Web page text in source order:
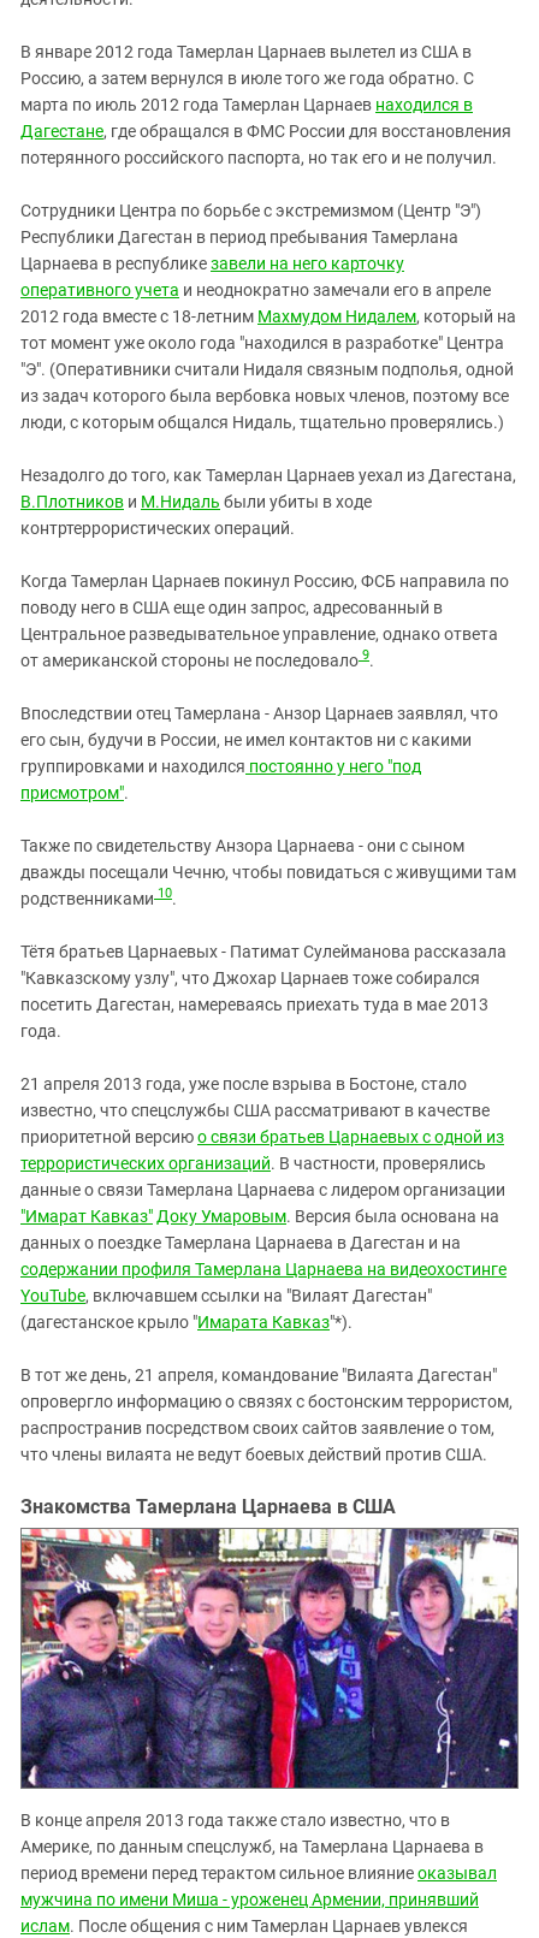
В январе 2012 года Тамерлан Царнаев вылетел из США в
Россию, а затем вернулся в июле того же года обратно. С
марта по июль 2012 года Тамерлан Царнаев находился в
Дагестане, где обращался в ФМС России для восстановления
потерянного российского паспорта, но так его и не получил.
Сотрудники Центра по борьбе с экстремизмом (Центр "Э")
Республики Дагестан в период пребывания Тамерлана
Царнаева в республикезавели на него карточку
оперативного учета и неоднократно замечали его в апреле
2012 года вместе с 18-летним Махмудом Нидалем, который на
тот момент уже около года "находился в разработке" Центра
"Э". (Оперативники считали Нидаля связным подполья, одной
из задач которого была вербовка новых членов, поэтому все
люди, с которым общался Нидаль, тщательно проверялись.)
Незадолго до того, как Тамерлан Царнаев уехал из Дагестана,
В.Плотников и М.Нидаль были убиты в ходе
контртеррористических операций.
Когда Тамерлан Царнаев покинул Россию, ФСБ направила по
поводу него в США еще один запрос, адресованный в
Центральное разведывательное управление, однако ответа
от американской стороны не последовало 9.
Впоследствии отец Тамерлана - Анзор Царнаев заявлял, что
его сын, будучи в России, не имел контактов ни с какими
группировками и находился постоянно у него "под
присмотром".
Также по свидетельству Анзора Царнаева - они с сыном
дважды посещали Чечню, чтобы повидаться с живущими там
родственниками 10.
Тётя братьев Царнаевых - Патимат Сулейманова рассказала
"Кавказскому узлу", что Джохар Царнаев тоже собирался
посетить Дагестан, намереваясь приехать туда в мае 2013
года.
21 апреля 2013 года, уже после взрыва в Бостоне, стало
известно, что спецслужбы США рассматривают в качестве
приоритетной версиюо связи братьев Царнаевых с одной из
террористических организаций. В частности, проверялись
данные о связи Тамерлана Царнаева с лидером организации
"Имарат Кавказ" Доку Умаровым. Версия была основана на
данных о поездке Тамерлана Царнаева в Дагестан и на
содержании профиля Тамерлана Царнаева на видеохостинге
YouTube, включавшем ссылки на "Вилаят Дагестан"
(дагестанское крыло "Имарата Кавказ"*).
В тот же день, 21 апреля, командование "Вилаята Дагестан"
опровергло информацию о связях с бостонским террористом,
распространив посредством своих сайтов заявление о том,
что члены вилаята не ведут боевых действий против США.
Знакомства Тамерлана Царнаева в США
В конце апреля 2013 года также стало известно, что в
Америке, по данным спецслужб, на Тамерлана Царнаева в
период времени перед терактом сильное влияниеоказывал
мужчина по имени Миша - уроженец Армении, принявший
ислам. После общения с ним Тамерлан Царнаев увлекся